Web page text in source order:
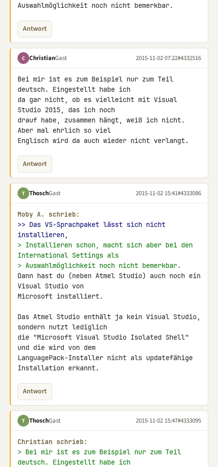
Auswahlmöglichkeit noch nicht bemerkbar.
Antwort
C ChristianGast 2015-11-02 07:22#4332516
Bei mir ist es zum Beispiel nur zum Teil
deutsch. Eingestellt habe ich
da gar nicht, ob es vielleicht mit Visual
Studio 2015, das ich noch
drauf habe, zusammen hängt, weiß ich nicht.
Aber mal ehrlich so viel
Englisch wird da auch wieder nicht verlangt.
Antwort
T ThoschGast 2015-11-02 15:41#4333086
Moby A. schrieb:
>> Das VS-Sprachpaket lässt sich nicht
installieren,
> Installieren schon, macht sich aber bei den
International Settings als
> Auswahlmöglichkeit noch nicht bemerkbar.
Dann hast du (neben Atmel Studio) auch noch ein
Visual Studio von
Microsoft installiert.
Das Atmel Studio enthält ja kein Visual Studio,
sondern nutzt lediglich
die "Microsoft Visual Studio Isolated Shell"
und die wird von dem
LanguagePack-Installer nicht als updatefähige
Installation erkannt.
Antwort
T ThoschGast 2015-11-02 15:47#4333095
Christian schrieb:
> Bei mir ist es zum Beispiel nur zum Teil
deutsch. Eingestellt habe ich